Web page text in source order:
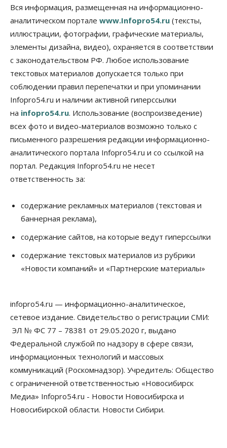
Спрос на машино-места в
Новосибирской области вырос в полтора раза
08 Августа 2026, 18:00
Общество
К современному юридическому образованию в
России возникает много вопросов
08 Августа 2026, 17:00
Общество
Новосибирские вузы опубликовали
приказы о зачислении на бюджетные места
08 Августа 2026, 16:00
Технологии
Искусственный интеллект впервые выписал
штраф за борщевик
Продажи подержанных электромобилей в
Новосибирской области растут второй месяц
08 Августа 2026, 13:00
Детские центры Новосибирска
перегибают с «педагогикой успеха», считает
психолог
Бизнес Общество
обратился в правительство РФ из-за атак на WB
08 Августа 2026, 10:00
Общество
Новосибирцы будут получать квитанции за ЖКУ
по-новому
08 Августа 2026, 09:00
Бизнес
В Новосибирской области резко
Вся информация, размещенная на информационно-
аналитическом портале www.Infopro54.ru (тексты,
иллюстрации, фотографии, графические материалы,
элементы дизайна, видео), охраняется в соответствии
с законодательством РФ. Любое использование
текстовых материалов допускается только при
соблюдении правил перепечатки и при упоминании
Infopro54.ru и наличии активной гиперссылки
на infopro54.ru. Использование (воспроизведение)
всех фото и видео-материалов возможно только с
письменного разрешения редакции информационно-
аналитического портала Infopro54.ru и со ссылкой на
портал. Редакция Infopro54.ru не несет
ответственность за:
содержание рекламных материалов (текстовая и
баннерная реклама),
содержание сайтов, на которые ведут гиперссылки
содержание текстовых материалов из рубрики
«Новости компаний» и «Партнерские материалы»
infopro54.ru — информационно-аналитическое,
сетевое издание. Свидетельство о регистрации СМИ:
ЭЛ № ФС 77 – 78381 от 29.05.2020 г, выдано
Федеральной службой по надзору в сфере связи,
информационных технологий и массовых
коммуникаций (Роскомнадзор). Учредитель: Общество
с ограниченной ответственностью «Новосибирск
Медиа» Infopro54.ru - Новости Новосибирска и
Новосибирской области. Новости Сибири.